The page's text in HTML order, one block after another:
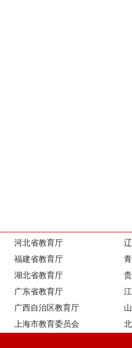
河北省教育厅
福建省教育厅
湖北省教育厅
广东省教育厅
广西自治区教育厅
上海市教育委员会